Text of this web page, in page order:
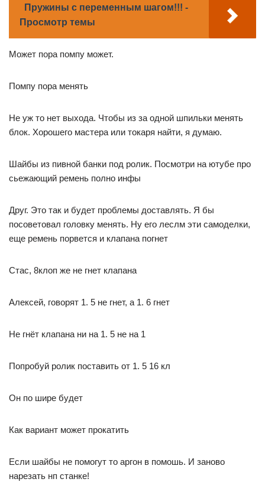
Пружины с переменным шагом!!! -
Просмотр темы
Может пора помпу может.
Помпу пора менять
Не уж то нет выхода. Чтобы из за одной шпильки менять
блок. Хорошего мастера или токаря найти, я думаю.
Шайбы из пивной банки под ролик. Посмотри на ютубе про
сьежающий ремень полно инфы
Друг. Это так и будет проблемы доставлять. Я бы
посоветовал головку менять. Ну его леслм эти самоделки,
еще ремень порвется и клапана погнет
Стас, 8клоп же не гнет клапана
Алексей, говорят 1. 5 не гнет, а 1. 6 гнет
Не гнёт клапана ни на 1. 5 не на 1
Попробуй ролик поставить от 1. 5 16 кл
Он по шире будет
Как вариант может прокатить
Если шайбы не помогут то аргон в помошь. И заново
нарезать нп станке!